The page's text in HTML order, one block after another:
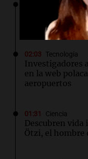
Tecnología
Wacom
accesible para
02:03 Tecnología
Investigadores
en la web
aeropuertos
01:31 Ciencia
Descubren vida
Ötzi, el hombre